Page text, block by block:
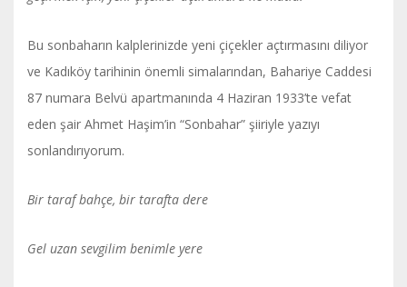
Bu sonbaharın kalplerinizde yeni çiçekler açtırmasını diliyor
ve Kadıköy tarihinin önemli simalarından, Bahariye Caddesi
87 numara Belvü apartmanında 4 Haziran 1933’te vefat
eden şair Ahmet Haşim’in “Sonbahar” şiiriyle yazıyı
sonlandırıyorum.
Bir taraf bahçe, bir tarafta dere
Gel uzan sevgilim benimle yere